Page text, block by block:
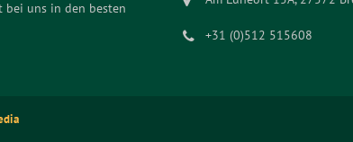
bei uns in den besten
+31 (0)512 515608